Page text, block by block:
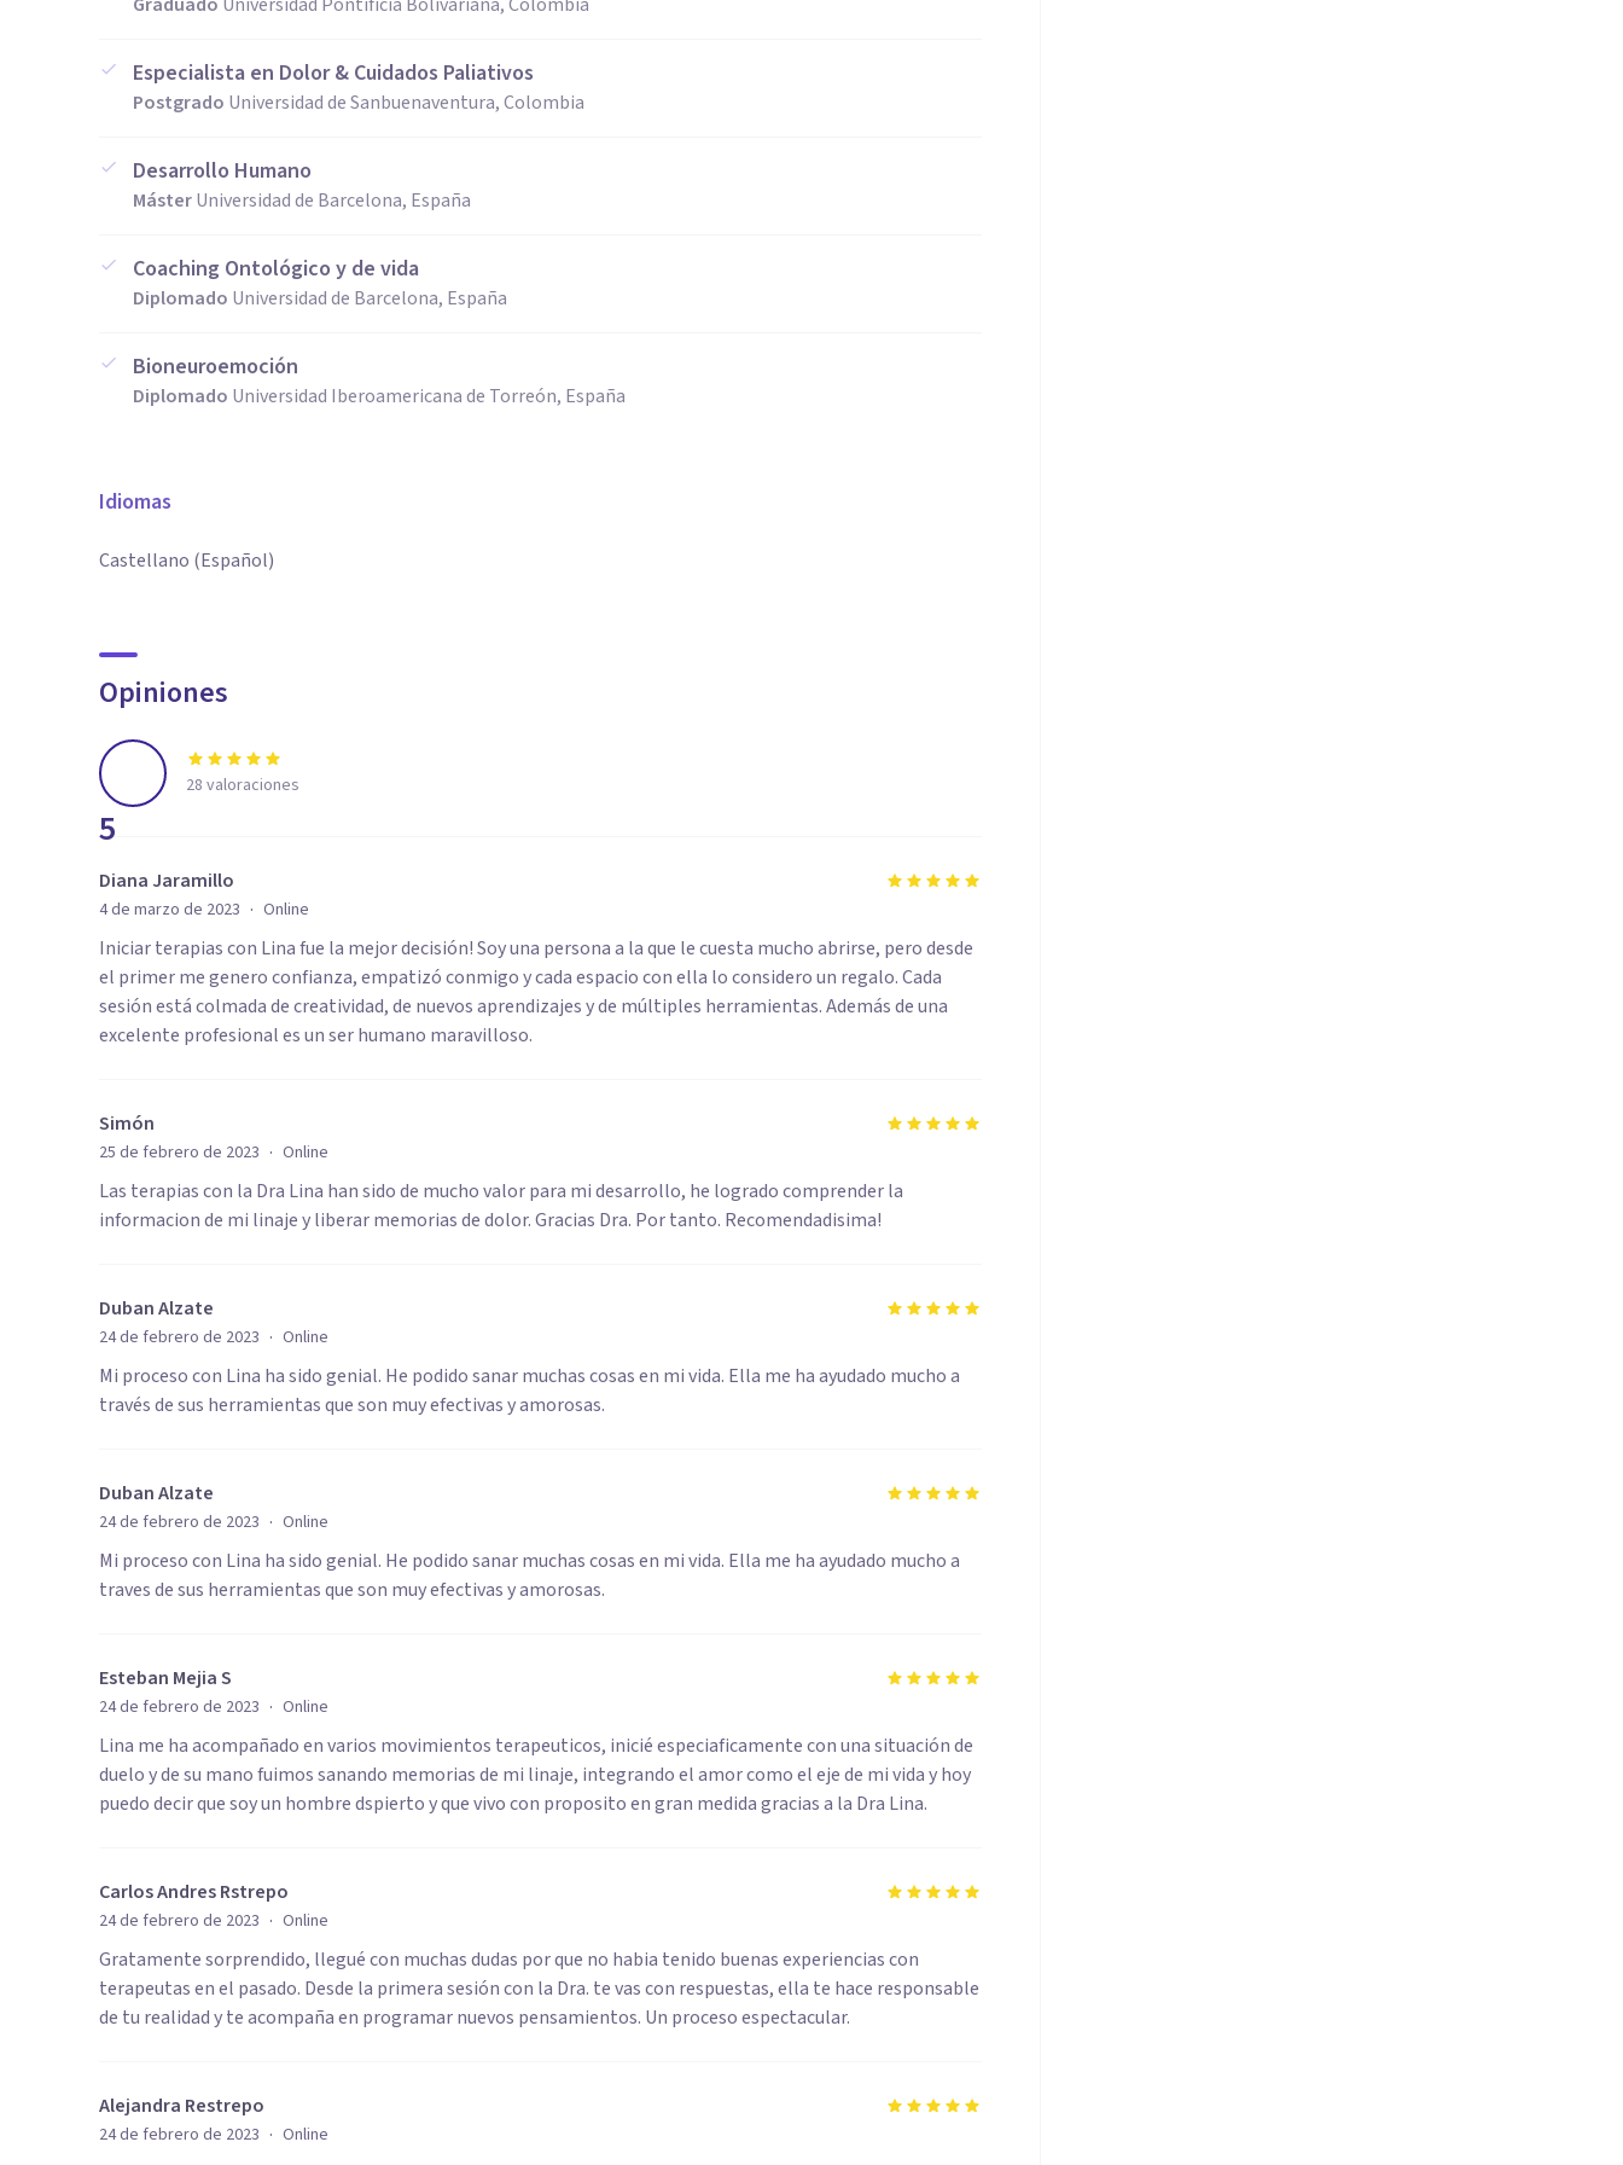
Especialista en Dolor & Cuidados Paliativos
Postgrado Universidad de Sanbuenaventura, Colombia
Desarrollo Humano
MásterUniversidad de Barcelona, España
Coaching Ontológico y de vida
Diplomado Universidad de Barcelona, España
Bioneuroemoción
Diplomado Universidad Iberoamericana de Torreón, España
Idiomas
Castellano (Español)
Opiniones
5
28 valoraciones
Diana Jaramillo
4 de marzo de 2023 · Online
Iniciar terapias con Lina fue la mejor decisión! Soy una persona a la que le cuesta mucho abrirse, pero desde
el primer me genero confianza, empatizó conmigo y cada espacio con ella lo considero un regalo. Cada
sesión está colmada de creatividad, de nuevos aprendizajes y de múltiples herramientas. Además de una
excelente profesional es un ser humano maravilloso.
Simón
25 de febrero de 2023 · Online
Las terapias con la Dra Lina han sido de mucho valor para mi desarrollo, he logrado comprender la
informacion de mi linaje y liberar memorias de dolor. Gracias Dra. Por tanto. Recomendadisima!
Duban Alzate
24 de febrero de 2023 · Online
Mi proceso con Lina ha sido genial. He podido sanar muchas cosas en mi vida. Ella me ha ayudado mucho a
través de sus herramientas que son muy efectivas y amorosas.
Duban Alzate
24 de febrero de 2023 · Online
Mi proceso con Lina ha sido genial. He podido sanar muchas cosas en mi vida. Ella me ha ayudado mucho a
traves de sus herramientas que son muy efectivas y amorosas.
Esteban Mejia S
24 de febrero de 2023 · Online
Lina me ha acompañado en varios movimientos terapeuticos, inicié especiaficamente con una situación de
duelo y de su mano fuimos sanando memorias de mi linaje, integrando el amor como el eje de mi vida y hoy
puedo decir que soy un hombre dspierto y que vivo con proposito en gran medida gracias a la Dra Lina.
Carlos Andres Rstrepo
24 de febrero de 2023 · Online
Gratamente sorprendido, llegué con muchas dudas por que no habia tenido buenas experiencias con
terapeutas en el pasado. Desde la primera sesión con la Dra. te vas con respuestas, ella te hace responsable
de tu realidad y te acompaña en programar nuevos pensamientos. Un proceso espectacular.
Alejandra Restrepo
24 de febrero de 2023 · Online